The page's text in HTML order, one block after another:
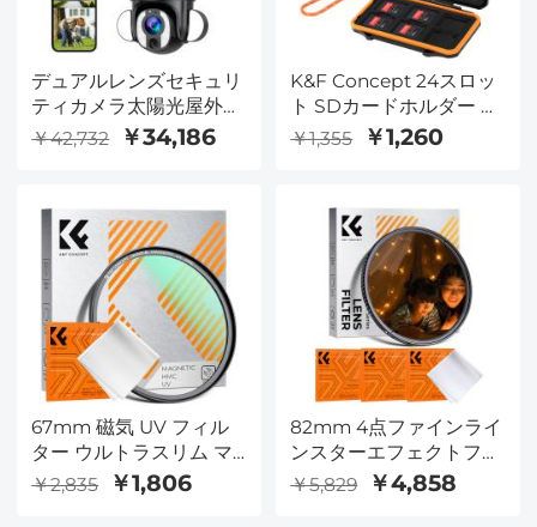
デュアルレンズセキュリ
ティカメラ太陽光屋外監
視10倍光学ズーム2.4 G
￥42,732 ￥34,186
K&F Concept 24スロッ
ト SDカードホルダー メ
モリカードケース 防水
枚のSD SDXC SDHCカ
ード、12枚のCFexpress
タイプAカード用
￥1,355 ￥1,260
67mm 磁気 UV フィル
ター ウルトラスリム マ
ルチコーティング紫外線
保護レンズフィルター
￥2,835 ￥1,806
82mm 4点ファインライ
ンスターエフェクトフィ
ルター、シネ＆ドリーム
ライク特殊フィルター、
￥5,829 ￥4,858